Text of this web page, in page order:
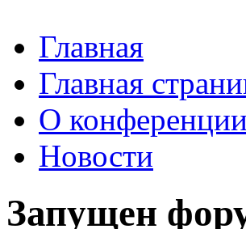
Главная
Главная
О конференции
Новости
Запущен